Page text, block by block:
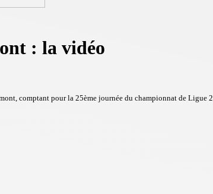
: la vidéo
comptant pour la 25ème journée du championnat de Ligue 2.